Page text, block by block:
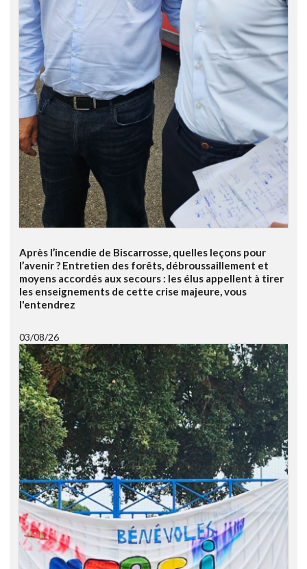
Après l’incendie de Biscarrosse, quelles leçons pour
l’avenir ? Entretien des forêts, débroussaillement et
moyens accordés aux secours : les élus appellent à tirer
les enseignements de cette crise majeure, vous
l'entendrez
03/08/26